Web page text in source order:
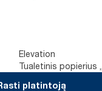
Elevation
Tualetinis popierius
platintoją